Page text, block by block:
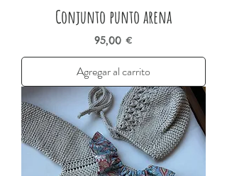
Conjunto punto arena
Precio
95,00 €
Agregar al carrito